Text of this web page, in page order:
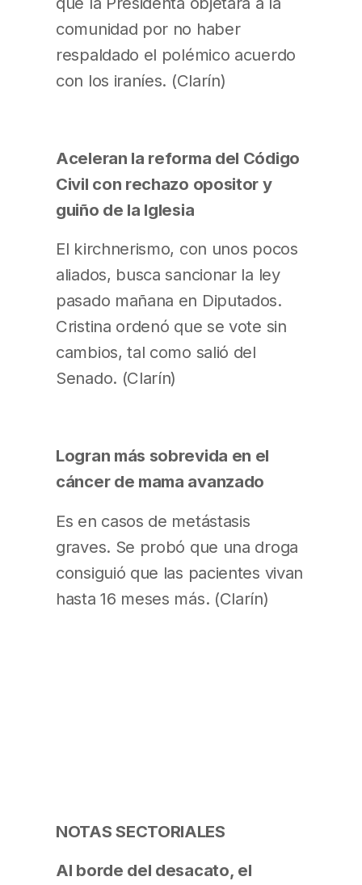
comunidad por no haber
respaldado el polémico acuerdo
con los iraníes. (Clarín)
Aceleran la reforma del Código
Civil con rechazo opositor y
guiño de la Iglesia
El kirchnerismo, con unos pocos
aliados, busca sancionar la ley
pasado mañana en Diputados.
Cristina ordenó que se vote sin
cambios, tal como salió del
Senado. (Clarín)
Logran más sobrevida en el
cáncer de mama avanzado
Es en casos de metástasis
graves. Se probó que una droga
consiguió que las pacientes vivan
hasta 16 meses más. (Clarín)
NOTAS SECTORIALES
Al borde del desacato, el